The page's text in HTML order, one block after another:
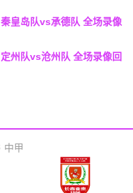
皇岛队vs承德队 全场录像
州队vs沧州队 全场录像回
中甲